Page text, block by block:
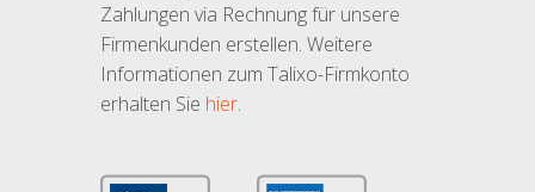
Zahlungen via Rechnung für unsere
Firmenkunden erstellen. Weitere
Informationen zum Talixo-Firmkonto
erhalten Sie hier.